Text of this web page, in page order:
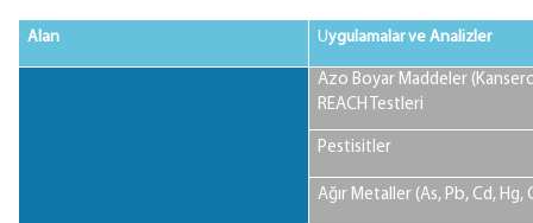
Alan Uygulamalar ve Analizler
Azo Boyar Maddeler
REACH Testleri
Pestisitler
Ağır Metaller (As, Pb, Cd, Hg,